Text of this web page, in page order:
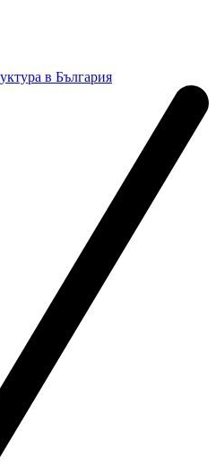
в България